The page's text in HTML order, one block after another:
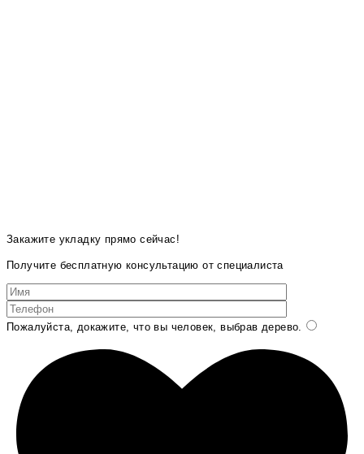
Закажите укладку прямо сейчас!
Получите бесплатную консультацию от специалиста
Пожалуйста, докажите, что вы человек, выбрав дерево